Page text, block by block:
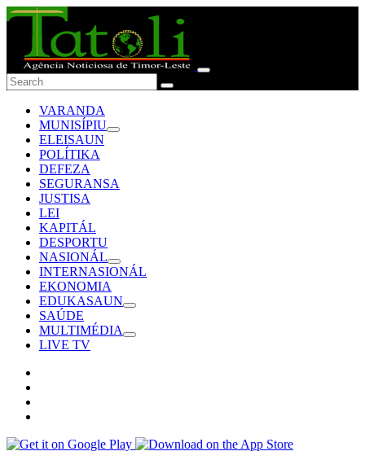
VARANDA
MUNISÍPIU
ELEISAUN
POLÍTIKA
DEFEZA
SEGURANSA
JUSTISA
LEI
KAPITÁL
DESPORTU
NASIONÁL
INTERNASIONÁL
EKONOMIA
EDUKASAUN
SAÚDE
MULTIMÉDIA
LIVE TV